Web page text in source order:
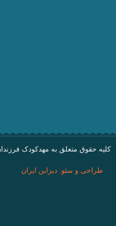
کلیه حقوق متعلق به مهدکودک فرزندان
طراحی و سئو: دیزاین ایران